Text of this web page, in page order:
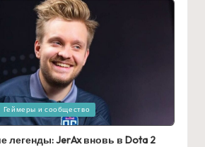
Геймеры и сообщество
легенды: JerAx вновь в Dota 2